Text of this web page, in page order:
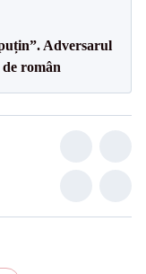
Adversarul
român